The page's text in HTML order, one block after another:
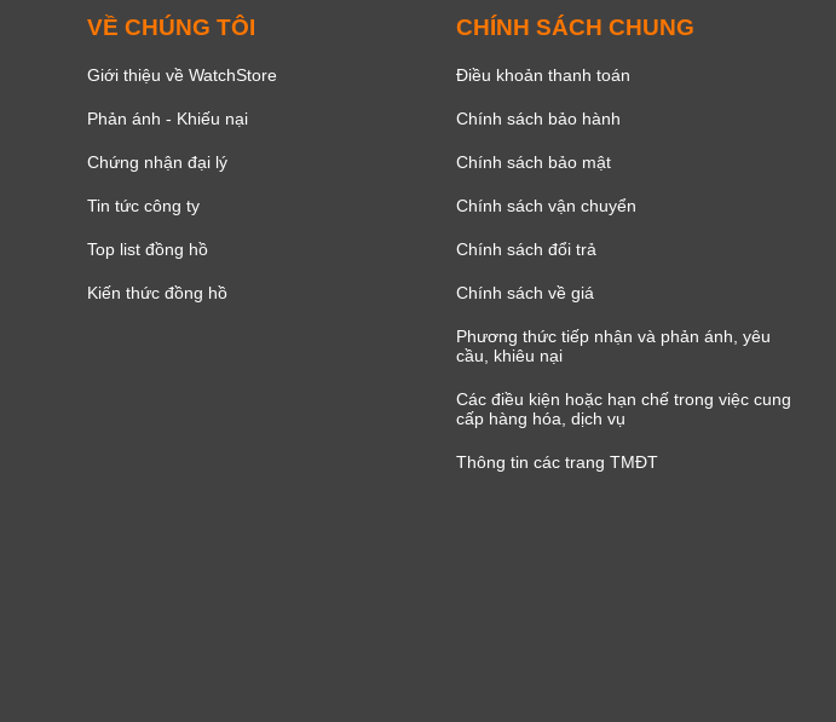
VỀ CHÚNG TÔI
Giới thiệu về WatchStore
Phản ánh - Khiếu nại
Chứng nhận đại lý
Tin tức công ty
Top list đồng hồ
Kiến thức đồng hồ
CHÍNH SÁCH CHUNG
Điều khoản thanh toán
Chính sách bảo hành
Chính sách bảo mật
Chính sách vận chuyển
Chính sách đổi trả
Chính sách về giá
Phương thức tiếp nhận và phản ánh, yêu
cầu, khiêu nại
Các điều kiện hoặc hạn chế trong việc cung
cấp hàng hóa, dịch vụ
Thông tin các trang TMĐT